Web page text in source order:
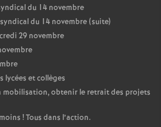
é
du 14 novembre
du 14 novembre (suite)
29 novembre
lycées et collèges
mobilisation, obtenir le retrait des projets
! Tous dans l’action.